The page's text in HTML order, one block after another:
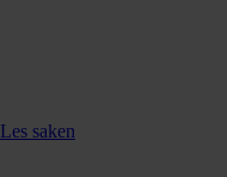
Les saken